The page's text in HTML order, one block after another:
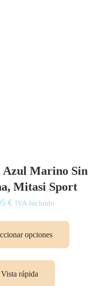
Azul Marino Sin
Mitasi Sport
€ IVA Incluido
opciones
tiene
Vista rápida